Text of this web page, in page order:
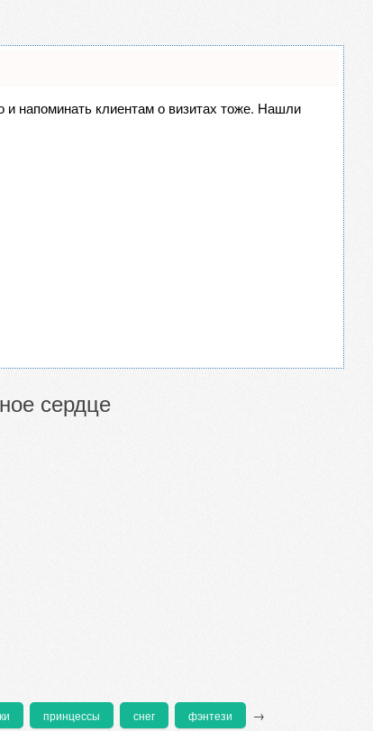
и напоминать клиентам о визитах тоже. Нашли
сердце
принцессы снег фэнтези →